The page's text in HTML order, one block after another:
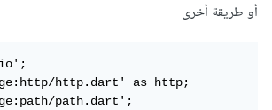
أو طريقة أخرى
http.dart' as http;
path.dart';